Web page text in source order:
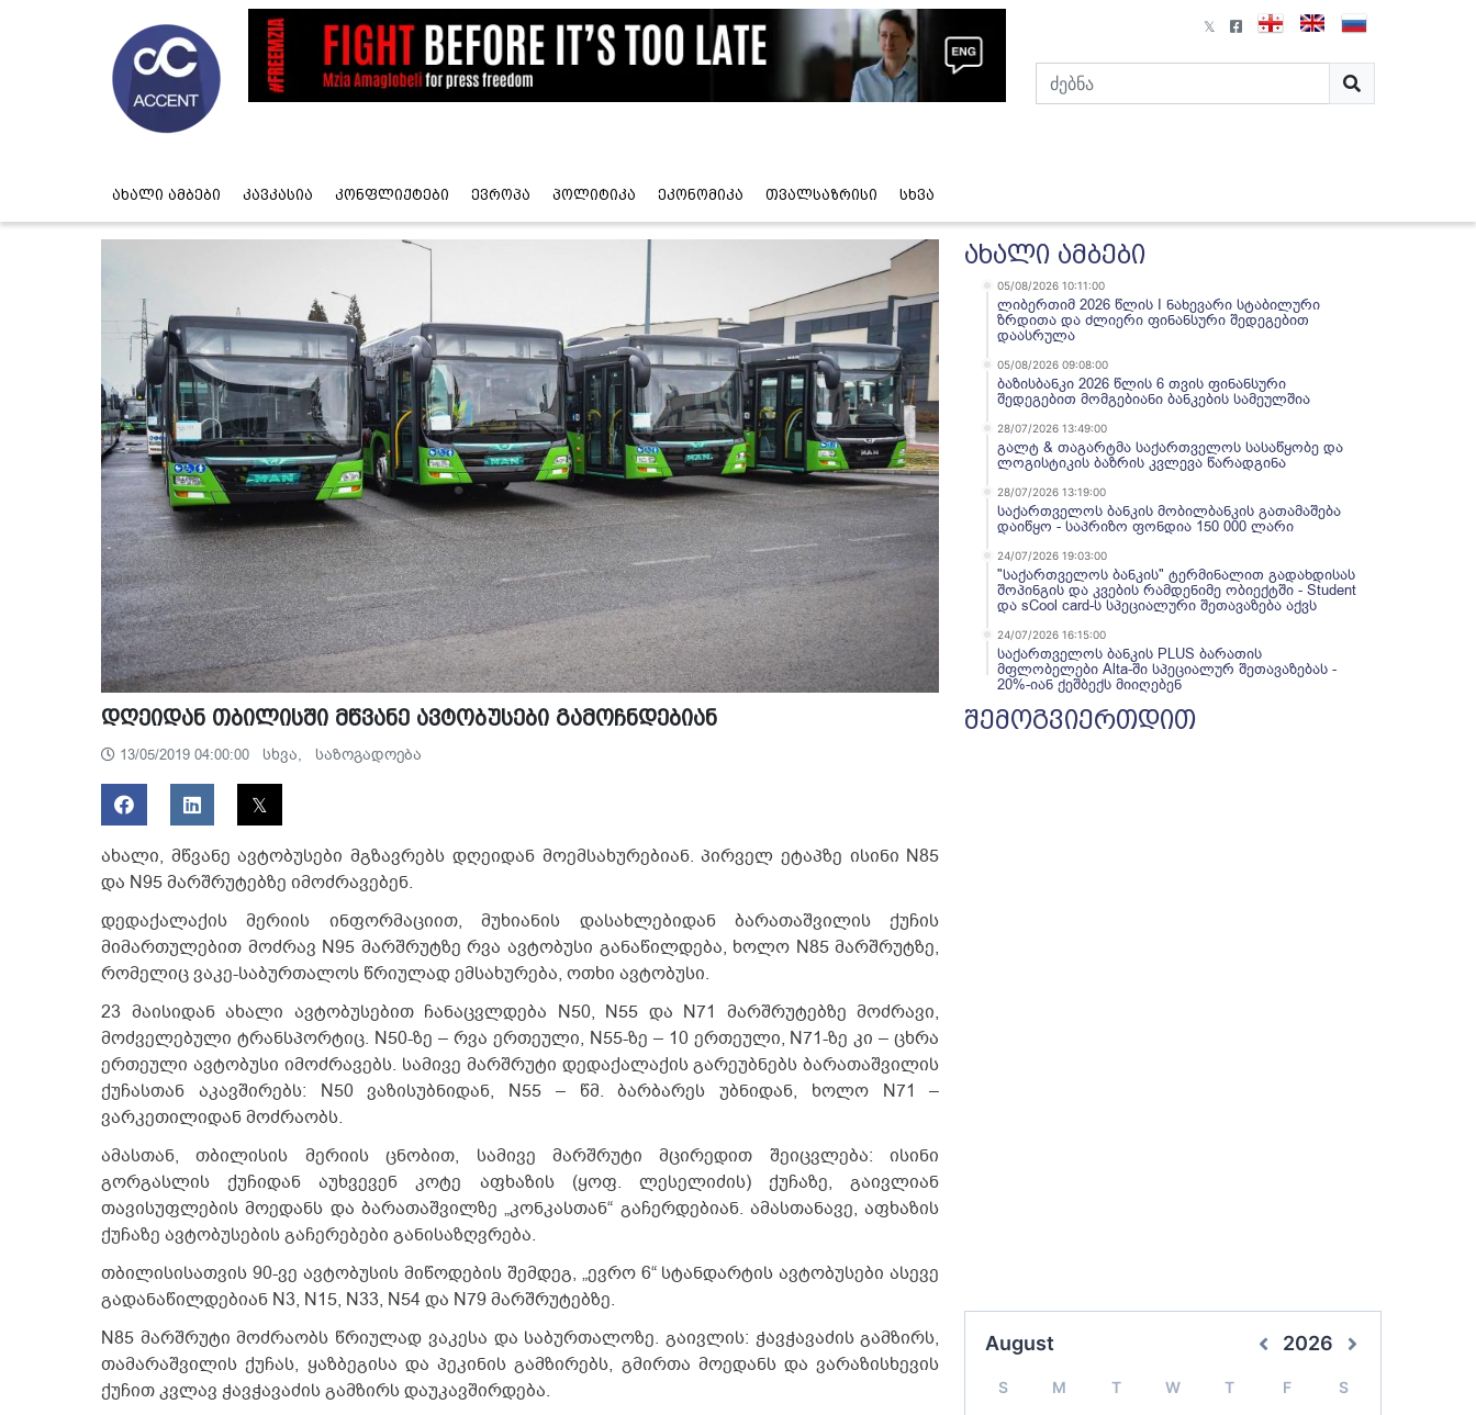
ახალი ამბები კავკასია კონფლიქტები ევროპა პოლიტიკა ეკონომიკა თვალსაზრისი სხვა
დღეიდან თბილისში მწვანე ავტობუსები გამოჩნდებიან
13/05/2019 04:00:00 სხვა, საზოგადოება
ახალი, მწვანე ავტობუსები მგზავრებს დღეიდან მოემსახურებიან. პირველ ეტაპზე ისინი N85
და N95 მარშრუტებზე იმოძრავებენ.
დედაქალაქის მერიის ინფორმაციით, მუხიანის დასახლებიდან ბარათაშვილის ქუჩის
მიმართულებით მოძრავ N95 მარშრუტზე რვა ავტობუსი განაწილდება, ხოლო N85 მარშრუტზე,
რომელიც ვაკე-საბურთალოს წრიულად ემსახურება, ოთხი ავტობუსი.
23 მაისიდან ახალი ავტობუსებით ჩანაცვლდება N50, N55 და N71 მარშრუტებზე მოძრავი,
მოძველებული ტრანსპორტიც. N50-ზე – რვა ერთეული, N55-ზე – 10 ერთეული, N71-ზე კი – ცხრა
ერთეული ავტობუსი იმოძრავებს. სამივე მარშრუტი დედაქალაქის გარეუბნებს ბარათაშვილის
ქუჩასთან აკავშირებს: N50 ვაზისუბნიდან, N55 – წმ. ბარბარეს უბნიდან, ხოლო N71 –
ვარკეთილიდან მოძრაობს.
ამასთან, თბილისის მერიის ცნობით, სამივე მარშრუტი მცირედით შეიცვლება: ისინი
გორგასლის ქუჩიდან აუხვევენ კოტე აფხაზის (ყოფ. ლესელიძის) ქუჩაზე, გაივლიან
თავისუფლების მოედანს და ბარათაშვილზე „კონკასთან“ გაჩერდებიან. ამასთანავე, აფხაზის
ქუჩაზე ავტობუსების გაჩერებები განისაზღვრება.
თბილისისათვის 90-ვე ავტობუსის მიწოდების შემდეგ, „ევრო 6“ სტანდარტის ავტობუსები ასევე
გადანაწილდებიან N3, N15, N33, N54 და N79 მარშრუტებზე.
N85 მარშრუტი მოძრაობს წრიულად ვაკესა და საბურთალოზე. გაივლის: ჭავჭავაძის გამზირს,
თამარაშვილის ქუჩას, ყაზბეგისა და პეკინის გამზირებს, გმირთა მოედანს და ვარაზისხევის
ქუჩით კვლავ ჭავჭავაძის გამზირს დაუკავშირდება.
ახალი ამბები
05/08/2026 10:11:00
ლიბერთიმ 2026 წლის I ნახევარი სტაბილური
ზრდითა და ძლიერი ფინანსური შედეგებით
დაასრულა
05/08/2026 09:08:00
ბაზისბანკი 2026 წლის 6 თვის ფინანსური
შედეგებით მომგებიანი ბანკების სამეულშია
28/07/2026 13:49:00
გალტ & თაგარტმა საქართველოს სასაწყობე და
ლოგისტიკის ბაზრის კვლევა წარადგინა
28/07/2026 13:19:00
საქართველოს ბანკის მობილბანკის გათამაშება
დაიწყო - საპრიზო ფონდია 150 000 ლარი
24/07/2026 19:03:00
"საქართველოს ბანკის" ტერმინალით გადახდისას
შოპინგის და კვების რამდენიმე ობიექტში - Student
და sCool card-ს სპეციალური შეთავაზება აქვს
24/07/2026 16:15:00
საქართველოს ბანკის PLUS ბარათის
მფლობელები Alta-ში სპეციალურ შეთავაზებას -
20%-იან ქეშბექს მიიღებენ
შემოგვიერთდით
August 2026
S M T W T F S